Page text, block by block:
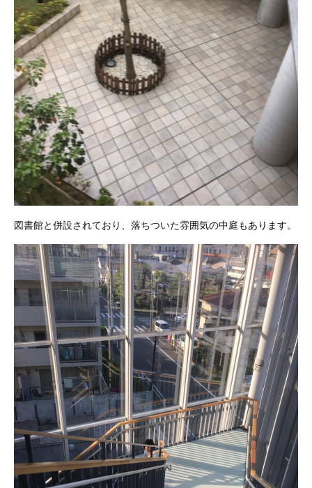
図書館と併設されており、落ちついた雰囲気の中庭もあります。